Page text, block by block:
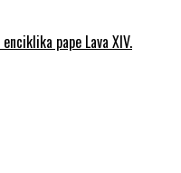
pape Lava XIV.